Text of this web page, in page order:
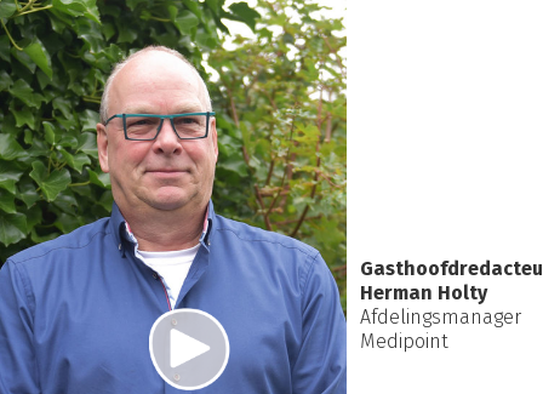
Herman Holty
Afdelingsmanager
Medipoint